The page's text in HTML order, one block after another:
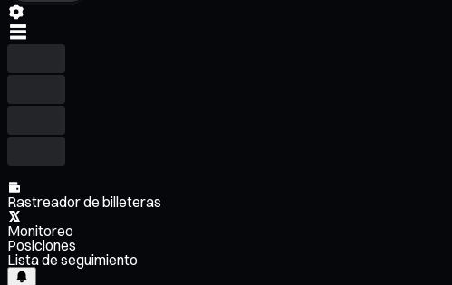
Rastreador de billeteras
Monitoreo
Posiciones
Lista de seguimiento